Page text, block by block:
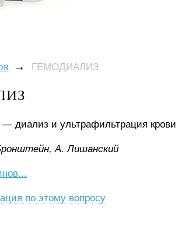
→ ГЕМОДИАЛИЗ
и ультрафильтрация крови
A. Лишaнcкий
по этому вопросу